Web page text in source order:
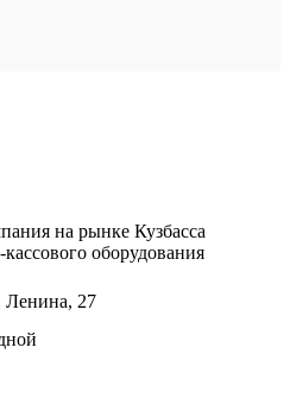
на рынке Кузбасса
оборудования
​Ленина, 27